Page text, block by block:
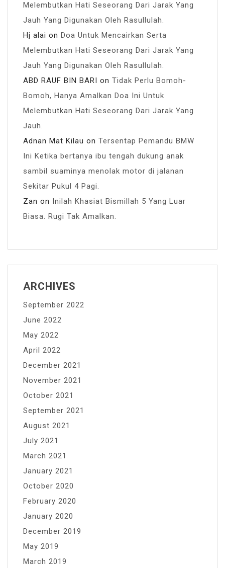
Melembutkan Hati Seseorang Dari Jarak Yang
Jauh Yang Digunakan Oleh Rasullulah.
Hj alai on Doa Untuk Mencairkan Serta
Melembutkan Hati Seseorang Dari Jarak Yang
Jauh Yang Digunakan Oleh Rasullulah.
ABD RAUF BIN BARI on Tidak Perlu Bomoh-
Bomoh, Hanya Amalkan Doa Ini Untuk
Melembutkan Hati Seseorang Dari Jarak Yang
Jauh.
Adnan Mat Kilau on Tersentap Pemandu BMW
Ini Ketika bertanya ibu tengah dukung anak
sambil suaminya menolak motor di jalanan
Sekitar Pukul 4 Pagi.
Zan on Inilah Khasiat Bismillah 5 Yang Luar
Biasa. Rugi Tak Amalkan.
ARCHIVES
September 2022
June 2022
May 2022
April 2022
December 2021
November 2021
October 2021
September 2021
August 2021
July 2021
March 2021
January 2021
October 2020
February 2020
January 2020
December 2019
May 2019
March 2019